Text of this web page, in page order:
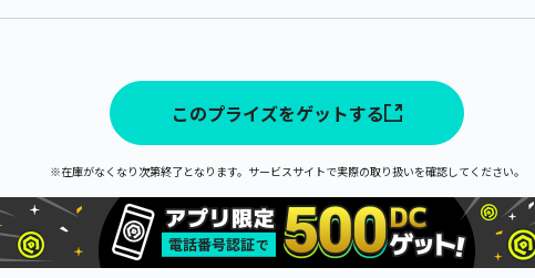
このプライズをゲットする
※在庫がなくなり次第終了となります。サービスサイトで実際の取り扱いを確認してください。